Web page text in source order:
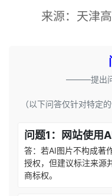
来源：天津
———提出
（以下问答仅针对特定
问题1：网站使用
答：若AI图片不构成著
授权，但建议标注来源
商标权。